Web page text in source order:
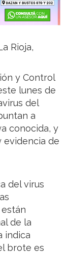
Rioja,
y Control
lunes de
del
a
conocida, y
evidencia de
del virus
de la
indica
brote es